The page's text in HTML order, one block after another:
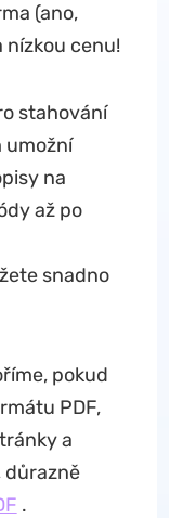
(ano,
nízkou cenu!
stahování
umožní
na
až po
snadno
pokud
PDF,
a
důrazně
.